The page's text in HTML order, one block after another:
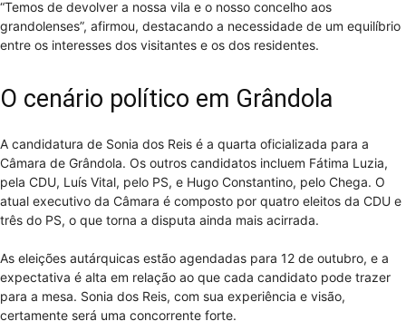
“Temos de devolver a nossa vila e o nosso concelho aos
grandolenses”, afirmou, destacando a necessidade de um equilíbrio
entre os interesses dos visitantes e os dos residentes.
O cenário político em Grândola
A candidatura de Sonia dos Reis é a quarta oficializada para a
Câmara de Grândola. Os outros candidatos incluem Fátima Luzia,
pela CDU, Luís Vital, pelo PS, e Hugo Constantino, pelo Chega. O
atual executivo da Câmara é composto por quatro eleitos da CDU e
três do PS, o que torna a disputa ainda mais acirrada.
As eleições autárquicas estão agendadas para 12 de outubro, e a
expectativa é alta em relação ao que cada candidato pode trazer
para a mesa. Sonia dos Reis, com sua experiência e visão,
certamente será uma concorrente forte.